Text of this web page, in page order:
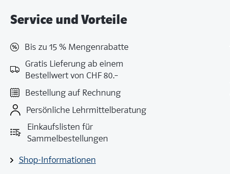
Service und Vorteile
Bis zu 15 % Mengenrabatte
Gratis Lieferung ab einem
Bestellwert von CHF 80.–
Bestellung auf Rechnung
Persönliche Lehrmittelberatung
Einkaufslisten für
Sammelbestellungen
Shop-Informationen